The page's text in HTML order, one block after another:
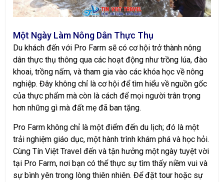
Một Ngày Làm Nông Dân Thực Thụ
Du khách đến với Pro Farm sẽ có cơ hội trở thành nông
dân thực thụ thông qua các hoạt động như trồng lúa, đào
khoai, trồng nấm, và tham gia vào các khóa học về nông
nghiệp. Đây không chỉ là cơ hội để tìm hiểu về nguồn gốc
của thực phẩm mà còn là cách để mọi người trân trọng
hơn những gì mà đất mẹ đã ban tặng.
Pro Farm không chỉ là một điểm đến du lịch; đó là một
trải nghiệm giáo dục, một hành trình khám phá và học hỏi.
Cùng Tín Việt Travel đến và tận hưởng một ngày tuyệt vời
tại Pro Farm, nơi bạn có thể thực sự tìm thấy niềm vui và
sự bình yên trong lòng thiên nhiên. Để đặt tour hoặc sự